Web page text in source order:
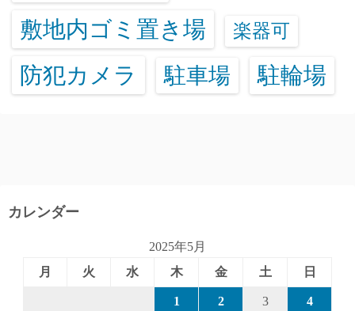
敷地内ゴミ置き場
楽器可
防犯カメラ 駐車場 駐輪場
カレンダー
2025年5月
月
火 水 木 金 土 日
1 2 3 4